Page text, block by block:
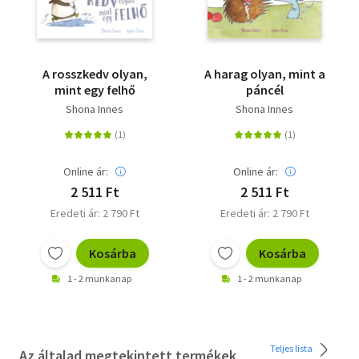
A rosszkedv olyan,
mint egy felhő
Shona Innes
Online ár:
2 511 Ft
Eredeti ár: 2 790 Ft
Kosárba
1 - 2 munkanap
A harag olyan, mint a
páncél
Shona Innes
Online ár:
2 511 Ft
Eredeti ár: 2 790 Ft
Kosárba
1 - 2 munkanap
Teljes lista